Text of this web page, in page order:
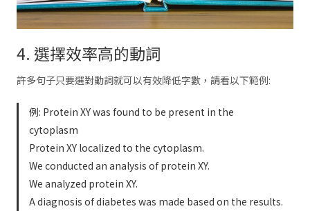
4. 選擇效率高的動詞
許多句子只要選對動詞就可以有效降低字數，請看以下範例:
例: Protein XY was found to be present in the
cytoplasm
Protein XY localized to the cytoplasm.
We conducted an analysis of protein XY.
We analyzed protein XY.
A diagnosis of diabetes was made based on the results.